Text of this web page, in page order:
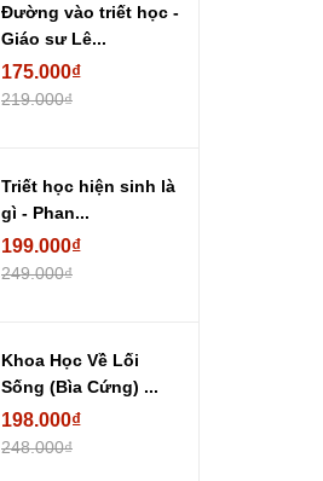
Đường vào triết học -
Giáo sư Lê...
175.000₫
219.000₫
Triết học hiện sinh là
gì - Phan...
199.000₫
249.000₫
Khoa Học Về Lối
Sống (Bìa Cứng) ...
198.000₫
248.000₫